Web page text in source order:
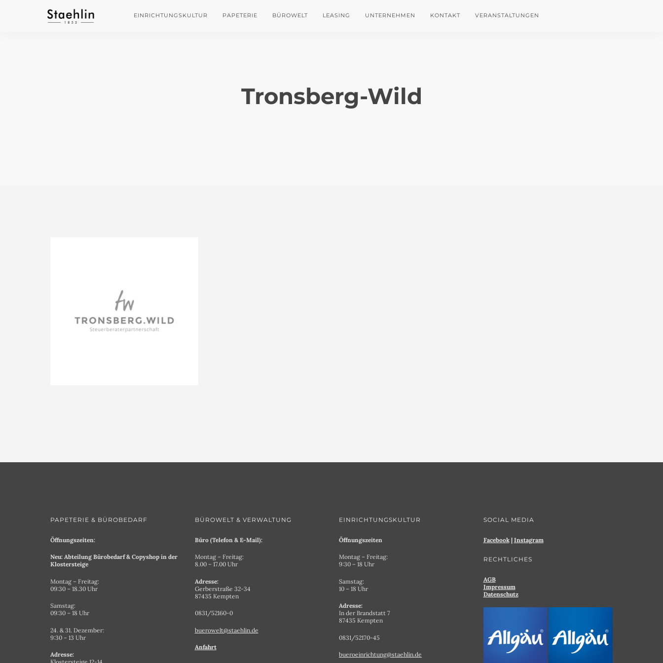
EINRICHTUNGSKULTUR PAPETERIE BÜROWELT LEASING UNTERNEHMEN KONTAKT VERANSTALTUNGEN
Tronsberg-Wild
PAPETERIE & BÜROBEDARF
Öffnungszeiten:
Neu: Abteilung Bürobedarf & Copyshop in der
Klostersteige
Montag – Freitag:
09:30 – 18.30 Uhr
Samstag:
09:30 – 18 Uhr
24. & 31. Dezember:
9:30 – 13 Uhr
Adresse:
BÜROWELT & VERWALTUNG
Büro (Telefon & E-Mail):
Montag – Freitag:
8.00 – 17.00 Uhr
Adresse:
Gerberstraße 32-34
87435 Kempten
0831/52160-0
buerowelt@staehlin.de
Anfahrt
EINRICHTUNGSKULTUR
Öffnungszeiten
Montag – Freitag:
9:30 – 18 Uhr
Samstag:
10 – 18 Uhr
Adresse:
In der Brandstatt 7
87435 Kempten
0831/52170-45
bueroeinrichtung@staehlin.de
SOCIAL MEDIA
Facebook| Instagram
RECHTLICHES
AGB
Impressum
Datenschutz